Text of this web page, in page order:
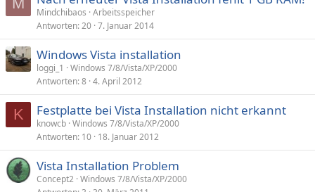
Mindchibaos Arbeitsspeicher
Antworten 20 7. Januar 2014
Windows Vista installation
loggi_1
Windows 7/8/Vista/XP/2000
Antworten 8 4. April 2012
K Festplatte bei Vista Installation nicht erkannt
knowcb Windows 7/8/Vista/XP/2000
Antworten 10 18. Januar 2012
Vista Installation Problem
Concept2 Windows 7/8/Vista/XP/2000